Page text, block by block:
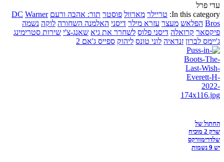
עדי פרל
In this category: טריילר מארוול פוסטר תור: אהבה ורעם DC Warner
Bros הפלאש מעצר עזרא מילר דיסני האלמנה השחורה לוקה נשמה
פיקסאר קרואלה דיסני פלוס לשחרר את גיא שאנג-צ'י שירות סטרימינג
ג'יימס לברון זנדאיה לוני טונס ליהוק ספייס ג'אם 2
החתול של
שרק 2 מוכיח
שלדרימוורקס
יש 9 נשמות